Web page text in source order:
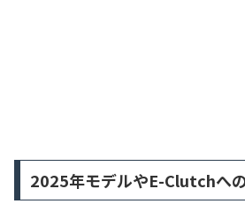
2025年モデルやE-Clutchへ